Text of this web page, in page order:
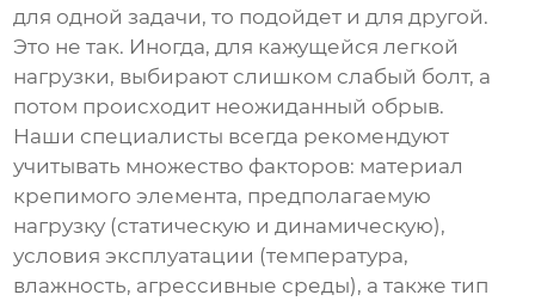
для одной задачи, то подойдет и для другой.
Это не так. Иногда, для кажущейся легкой
нагрузки, выбирают слишком слабый болт, а
потом происходит неожиданный обрыв.
Наши специалисты всегда рекомендуют
учитывать множество факторов: материал
крепимого элемента, предполагаемую
нагрузку (статическую и динамическую),
условия эксплуатации (температура,
влажность, агрессивные среды), а также тип